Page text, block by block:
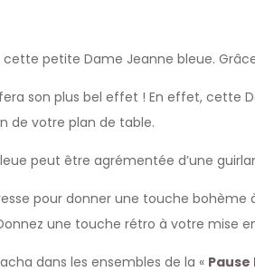
petite Dame Jeanne bleue.
son plus bel effet ! En effet, cette
de votre plan de table.
peut être agrémentée d’une
pour donner une touche
une touche rétro à votre mise
dans les ensembles de la « Pause